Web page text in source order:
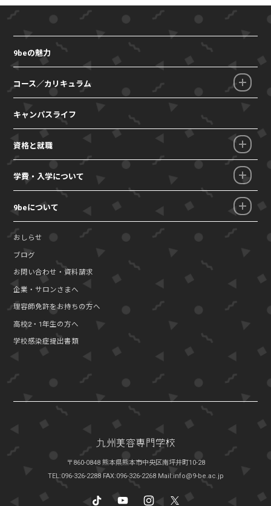
9beの魅力
コース／カリキュラム
キャンパスライフ
資格と就職
学費・入学について
9beについて
おしらせ
ブログ
お問い合わせ・資料請求
企業・サロンさまへ
理容師免許をお持ちの方へ
高校2・1年生の方へ
学校感染症提出書類
〒860-0848 熊本県熊本市中央区南坪井町10-28
TEL:096-326-2288 FAX:096-326-2268 Mail:info@9-be.ac.jp